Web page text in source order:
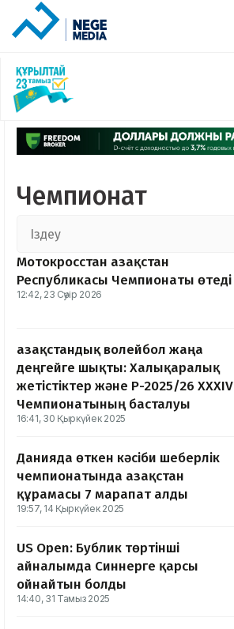
Чемпионат
Мотокросстан Қазақстан
Республикасы Чемпионаты өтеді
12:42, 23 Сәуір 2026
Қазақстандық волейбол жаңа
деңгейге шықты: Халықаралық
жетістіктер және ҚР-2025/26 XXXIV
Чемпионатының басталуы
16:41, 30 Қыркүйек 2025
Данияда өткен кәсіби шеберлік
чемпионатында Қазақстан
құрамасы 7 марапат алды
19:57, 14 Қыркүйек 2025
US Open: Бублик төртінші
айналымда Синнерге қарсы
ойнайтын болды
14:40, 31 Тамыз 2025